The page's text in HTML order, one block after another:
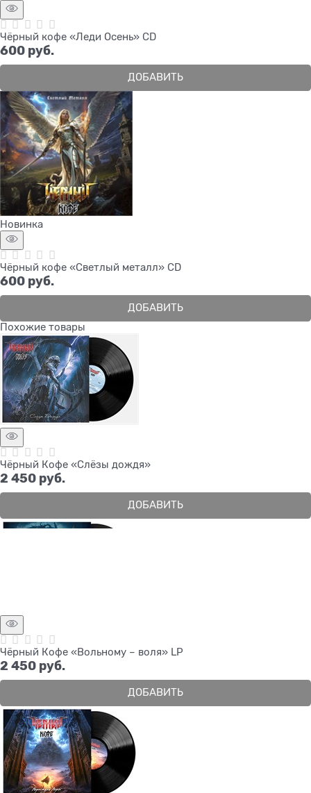
Чёрный кофе «Леди Осень» CD
600 руб.
ДОБАВИТЬ
Новинка
Чёрный кофе «Светлый металл» CD
600 руб.
ДОБАВИТЬ
Похожие товары
Чёрный Кофе «Слёзы дождя»
2 450 руб.
ДОБАВИТЬ
Чёрный Кофе «Вольному – воля» LP
2 450 руб.
ДОБАВИТЬ